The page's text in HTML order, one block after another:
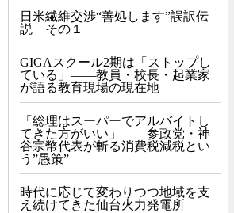
日米繊維交渉“善処します”誤訳伝
説 その１
GIGAスクール2期は「ストップし
ている」——教員・校長・起業家
が語る教育現場の現在地
「総理はスーパーでアルバイトし
てきた方がいい」――参政党・神
谷宗幣代表が斬る消費税減税とい
う”愚策”
時代に応じて変わりつつ地域を支
え続けてきた仙台火力発電所